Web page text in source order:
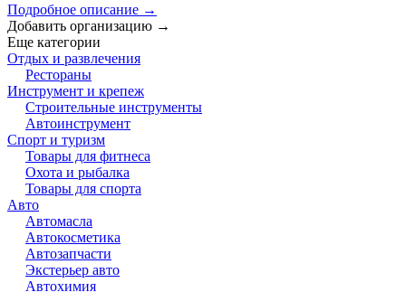
Подробное описание →
Добавить организацию →
Еще категории
Отдых и развлечения
Рестораны
Инструмент и крепеж
Строительные инструменты
Автоинструмент
Спорт и туризм
Товары для фитнеса
Охота и рыбалка
Товары для спорта
Авто
Автомасла
Автокосметика
Автозапчасти
Экстерьер авто
Автохимия